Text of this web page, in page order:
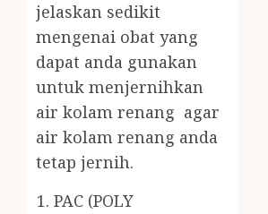
jelaskan sedikit
mengenai obat yang
dapat anda gunakan
untuk menjernihkan
air kolam renang agar
air kolam renang anda
tetap jernih.
PAC (POLY